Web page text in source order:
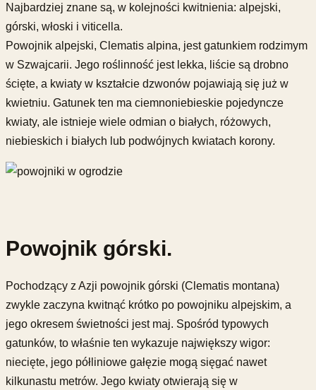
Najbardziej znane są, w kolejności kwitnienia: alpejski,
górski, włoski i viticella.
Powojnik alpejski, Clematis alpina, jest gatunkiem rodzimym
w Szwajcarii. Jego roślinność jest lekka, liście są drobno
ścięte, a kwiaty w kształcie dzwonów pojawiają się już w
kwietniu. Gatunek ten ma ciemnoniebieskie pojedyncze
kwiaty, ale istnieje wiele odmian o białych, różowych,
niebieskich i białych lub podwójnych kwiatach korony.
Powojnik górski.
Pochodzący z Azji powojnik górski (Clematis montana)
zwykle zaczyna kwitnąć krótko po powojniku alpejskim, a
jego okresem świetności jest maj. Spośród typowych
gatunków, to właśnie ten wykazuje największy wigor:
niecięte, jego półliniowe gałęzie mogą sięgać nawet
kilkunastu metrów. Jego kwiaty otwierają się w